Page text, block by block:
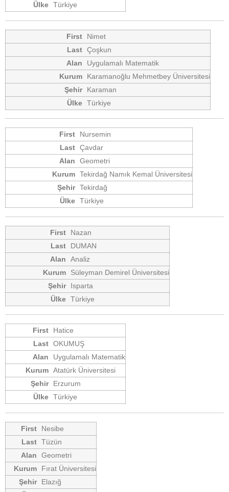
Türkiye
Nimet
Çoşkun
Uygulamalı Matematik
Karamanoğlu Mehmetbey Üniversitesi
Karaman
Türkiye
Nursemin
Çavdar
Geometri
Tekirdağ Namık Kemal Üniversitesi
Tekirdağ
Türkiye
Nazan
DUMAN
Analiz
Süleyman Demirel Üniversitesi
Isparta
Türkiye
Hatice
OKUMUŞ
Uygulamalı Matematik
Atatürk Üniversitesi
Erzurum
Türkiye
Nesibe
Tüzün
Geometri
Fırat Üniversitesi
Elazığ